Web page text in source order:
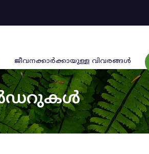
ജീവനക്കാര്‍ക്കായുള്ള വിവരങ്ങള്‍